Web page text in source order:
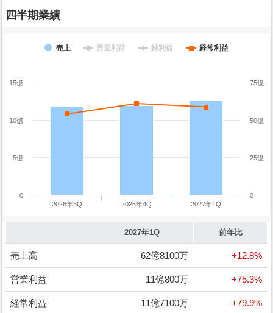
四半期業績
売上 営業利益 純利益 経常利益
2026年3Q 2026年4Q 2027年1Q
0
25億
50億
75億
0
5億
10億
15億
2027年1Q 前年比
売上高 62億8100万 +12.8%
営業利益 11億800万 +75.3%
経常利益 11億7100万 +79.9%